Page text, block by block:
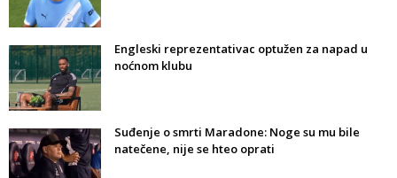
Engleski reprezentativac optužen za napad u
noćnom klubu
Suđenje o smrti Maradone: Noge su mu bile
natečene, nije se hteo oprati